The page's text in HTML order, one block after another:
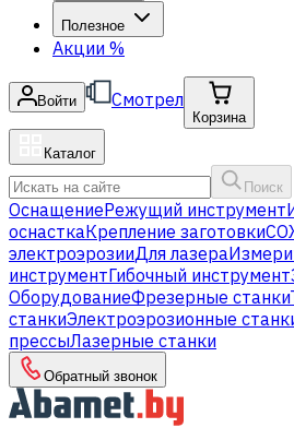
Полезное
Акции %
Войти Смотрел
Корзина
Каталог
Поиск
ОснащениеРежущий инструмент
оснасткаКрепление заготовки
электроэрозииДля лазера
инструментГибочный инструмент
ОборудованиеФрезерные станки
станкиЭлектроэрозионные
прессыЛазерные станки
Обратный звонок